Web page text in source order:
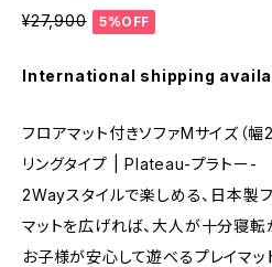
¥27,900 5%OFF
International shipping
フロアマット付きソファMサイズ（
リングタイプ | Plateau-プラトー-
2Wayスタイルで楽しめる、日本製
マットを広げれば、大人が十分寝転
お子様が安心して遊べるプレイマッ